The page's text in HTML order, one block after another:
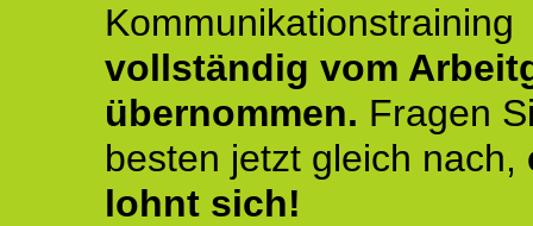
Kommunikationstraining
vollständig vom
übernommen. Fragen
besten jetzt gleich nach,
lohnt sich!